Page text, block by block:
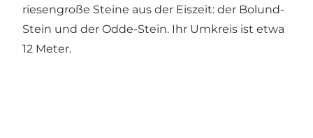
riesengroße Steine aus der Eiszeit: der Bolund-
Stein und der Odde-Stein. Ihr Umkreis ist etwa
12 Meter.